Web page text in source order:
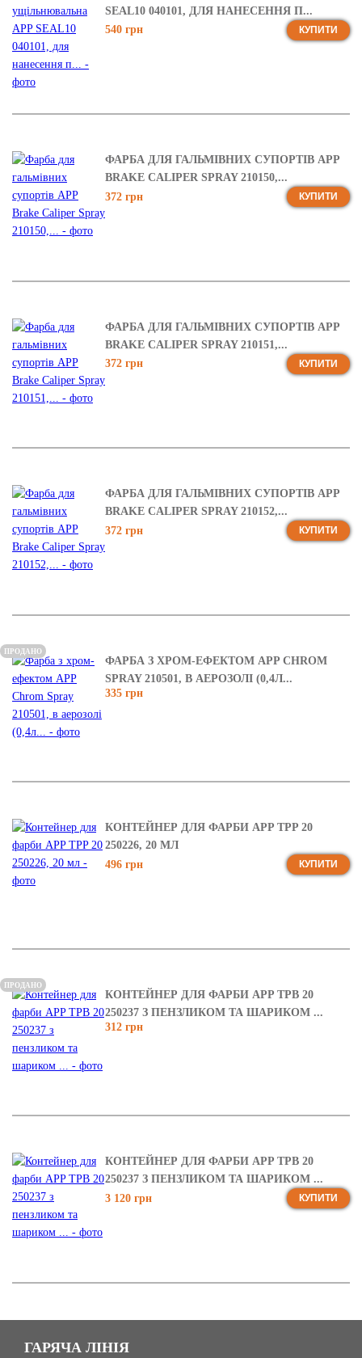
SEAL10 040101, ДЛЯ НАНЕСЕННЯ П...
540 грн
КУПИТИ
ФАРБА ДЛЯ ГАЛЬМІВНИХ СУПОРТІВ APP
BRAKE CALIPER SPRAY 210150,...
372 грн
КУПИТИ
ФАРБА ДЛЯ ГАЛЬМІВНИХ СУПОРТІВ APP
BRAKE CALIPER SPRAY 210151,...
372 грн
КУПИТИ
ФАРБА ДЛЯ ГАЛЬМІВНИХ СУПОРТІВ APP
BRAKE CALIPER SPRAY 210152,...
372 грн
КУПИТИ
ФАРБА З ХРОМ-ЕФЕКТОМ APP CHROM
SPRAY 210501, В АЕРОЗОЛІ (0,4Л...
335 грн
ПРОДАНО
КОНТЕЙНЕР ДЛЯ ФАРБИ APP TPP 20
250226, 20 МЛ
496 грн
КУПИТИ
КОНТЕЙНЕР ДЛЯ ФАРБИ APP TPB 20
250237 З ПЕНЗЛИКОМ ТА ШАРИКОМ ...
312 грн
ПРОДАНО
КОНТЕЙНЕР ДЛЯ ФАРБИ APP TPB 20
250237 З ПЕНЗЛИКОМ ТА ШАРИКОМ ...
3 120 грн
КУПИТИ
ГАРЯЧА ЛІНІЯ